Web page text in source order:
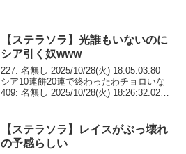
【ステラソラ】光誰もいないのに
シア引く奴www
227: 名無し 2025/10/28(火) 18:05:03.80
シア10連餅20連で終わったわチョロいな
409: 名無し 2025/10/28(火) 18:26:32.02
【ステラソラ】レイスがぶっ壊れ
の予感らしい